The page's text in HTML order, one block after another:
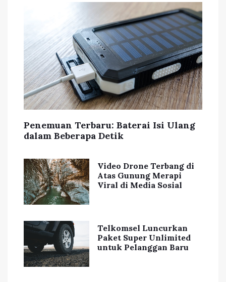
Penemuan Terbaru: Baterai Isi Ulang
dalam Beberapa Detik
Video Drone Terbang di
Atas Gunung Merapi
Viral di Media Sosial
Telkomsel Luncurkan
Paket Super Unlimited
untuk Pelanggan Baru